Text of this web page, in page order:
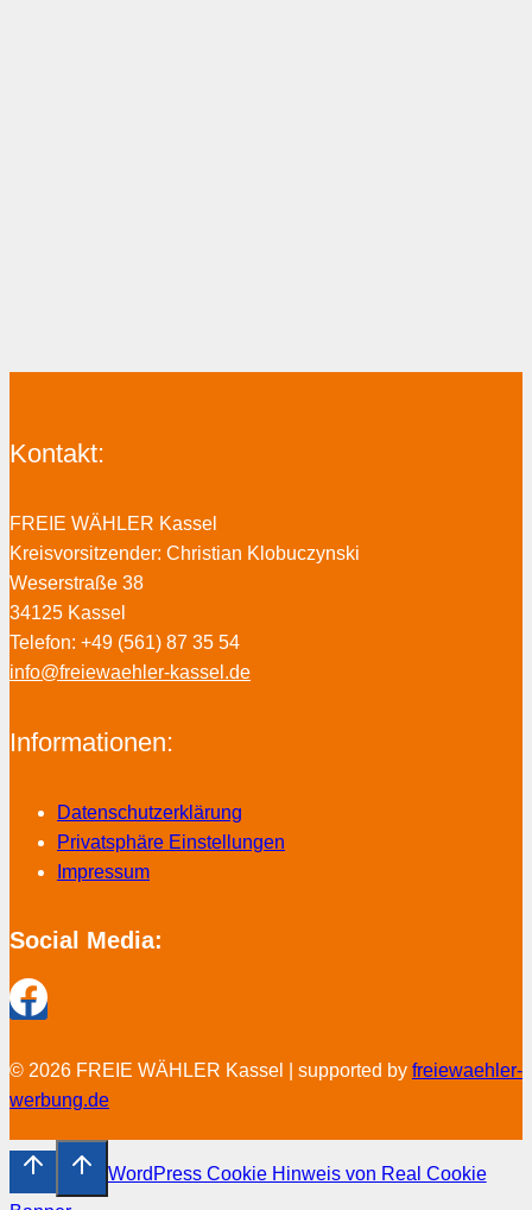
Kontakt:
FREIE WÄHLER Kassel
Kreisvorsitzender: Christian Klobuczynski
Weserstraße 38
34125 Kassel
Telefon: +49 (561) 87 35 54
info@freiewaehler-kassel.de
Informationen:
Datenschutzerklärung
Privatsphäre Einstellungen
Impressum
Social Media:
© 2026 FREIE WÄHLER Kassel | supported by freiewaehler-
werbung.de
WordPress Cookie Hinweis von Real Cookie